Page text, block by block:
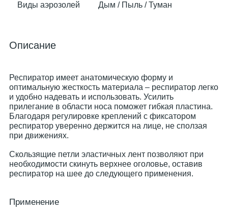
Виды аэрозолей Дым / Пыль / Туман
Описание
Респиратор имеет анатомическую форму и
оптимальную жесткость материала – респиратор легко
и удобно надевать и использовать. Усилить
прилегание в области носа поможет гибкая пластина.
Благодаря регулировке креплений с фиксатором
респиратор уверенно держится на лице, не сползая
при движениях.
Скользящие петли эластичных лент позволяют при
необходимости скинуть верхнее оголовье, оставив
респиратор на шее до следующего применения.
Применение